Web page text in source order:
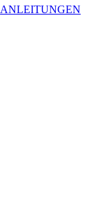
ANLEITUNGEN